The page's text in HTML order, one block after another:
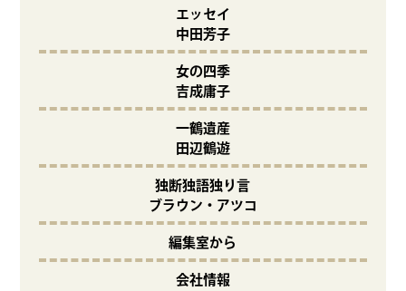
エッセイ
中田芳子
女の四季
吉成庸子
一鶴遺産
田辺鶴遊
独断独語独り言
ブラウン・アツコ
編集室から
会社情報